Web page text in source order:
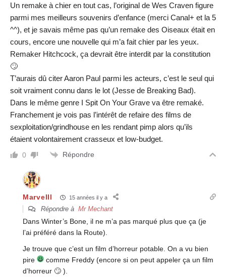
Un remake à chier en tout cas, l’original de Wes Craven figure
parmi mes meilleurs souvenirs d’enfance (merci Canal+ et la 5
^^), et je savais même pas qu’un remake des Oiseaux était en
cours, encore une nouvelle qui m’a fait chier par les yeux.
Remaker Hitchcock, ça devrait être interdit par la constitution
🙄
T’aurais dû citer Aaron Paul parmi les acteurs, c’est le seul qui
soit vraiment connu dans le lot (Jesse de Breaking Bad).
Dans le même genre I Spit On Your Grave va être remaké.
Franchement je vois pas l’intérêt de refaire des films de
sexploitation/grindhouse en les rendant pimp alors qu’ils
étaient volontairement crasseux et low-budget.
0 Répondre
Marvelll 15 années il y a
Répondre à Mr Mechant
Dans Winter’s Bone, il ne m’a pas marqué plus que ça (je
l’ai préféré dans la Route).
Je trouve que c’est un film d’horreur potable. On a vu bien
pire
comme Freddy (encore si on peut appeler ça un film
d’horreur 🙄 ).